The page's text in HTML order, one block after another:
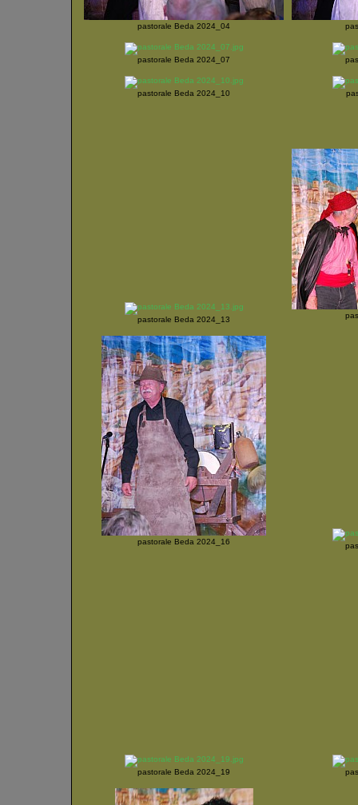
pastorale Beda 2024_04
pastorale Beda 2024_07
pastorale Beda 2024_10
pastorale Beda 2024_13
pastorale Beda 2024_16
pastorale Beda 2024_19